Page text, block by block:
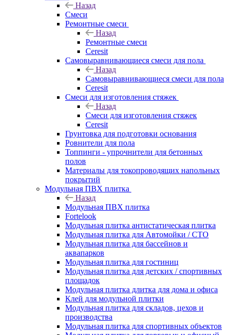
Назад
Смеси
Ремонтные смеси
Назад
Ремонтные смеси
Ceresit
Самовыравнивающиеся смеси для пола
Назад
Самовыравнивающиеся смеси для пола
Ceresit
Смеси для изготовления стяжек
Назад
Смеси для изготовления стяжек
Ceresit
Грунтовка для подготовки основания
Ровнители для пола
Топпинги - упрочнители для бетонных
полов
Материалы для токопроводящих напольных
покрытий
Модульная ПВХ плитка
Назад
Модульная ПВХ плитка
Fortelook
Модульная плитка антистатическая плитка
Модульная плитка для Автомойки / СТО
Модульная плитка для бассейнов и
аквапарков
Модульная плитка для гостиниц
Модульная плитка для детских / спортивных
площадок
Модульная плитка длитка для дома и офиса
Клей для модульной плитки
Модульная плитка для складов, цехов и
производства
Модульная плитка для спортивных объектов